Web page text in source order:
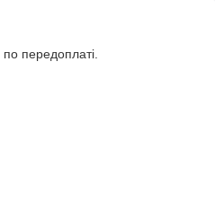
по передоплаті.